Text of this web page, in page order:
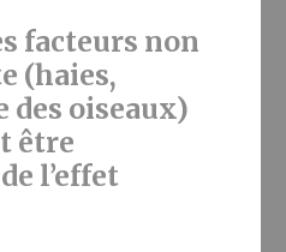
facteurs non
(haies,
des oiseaux)
être
l’effet